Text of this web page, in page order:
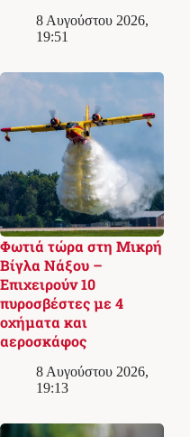
8 Αυγούστου 2026,
19:51
Φωτιά τώρα στη Μικρή
Βίγλα Νάξου –
Επιχειρούν 10
πυροσβέστες με 4
οχήματα και
αεροσκάφος
8 Αυγούστου 2026,
19:13